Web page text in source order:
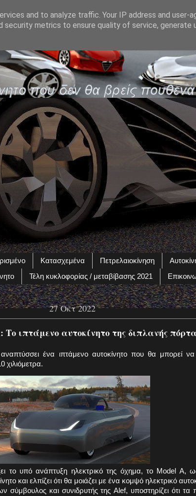
Κατασχεμένα Πετρελαιοκίνηση
Τέλη κυκλοφορίας / μεταβίβασης 2021
27 Οκτ 2022
Το ιπτάμενο αυτοκίνητο της διπλανής
ένα ιπτάμενο αυτοκίνητο που θα μπορεί να
χιλιόμετρα.
το υπό ανάπτυξη ηλεκτρικό της όχημα, το Model A,
και ελπίζει ότι θα μοιάζει με ένα κομψό ηλεκτρικό
σύμβουλος και συνιδρυτής της Alef, υποστηρίζει ότι τα
and to analyze traffic. Your IP address and user-
security metrics to ensure quality of service, generate